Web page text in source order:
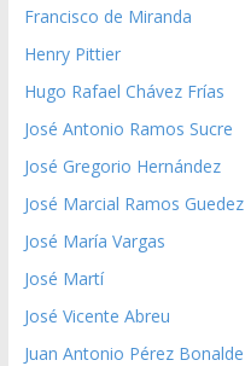
Francisco de Miranda
Henry Pittier
Hugo Rafael Chávez Frías
José Antonio Ramos Sucre
José Gregorio Hernández
José Marcial Ramos Guedez
José María Vargas
José Martí
José Vicente Abreu
Juan Antonio Pérez Bonalde